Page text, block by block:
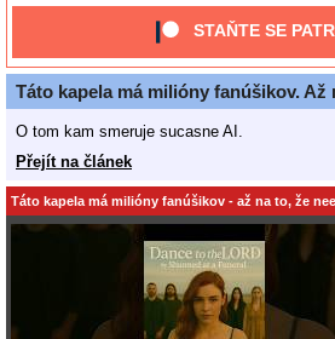
STAŇTE SE
Táto kapela má milióny fanúšikov. Až
O tom kam smeruje sucasne AI.
Přejít na článek
Táto kapela má milióny fanúšikov - až na to, že